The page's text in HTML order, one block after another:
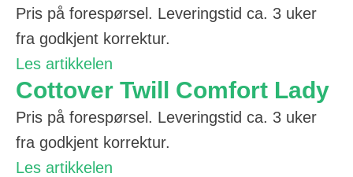
Pris på forespørsel. Leveringstid ca. 3 uker
fra godkjent korrektur.
Les artikkelen
Cottover Twill Comfort Lady
Pris på forespørsel. Leveringstid ca. 3 uker
fra godkjent korrektur.
Les artikkelen